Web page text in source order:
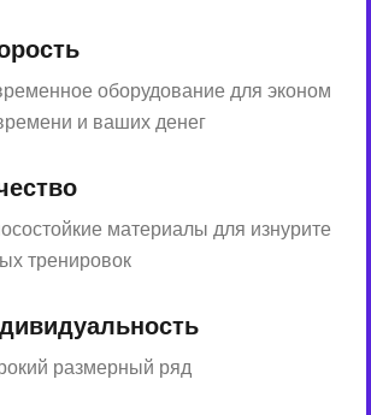
оборудование для эконом
и ваших денег
материалы для изнурите
тренировок
размерный ряд